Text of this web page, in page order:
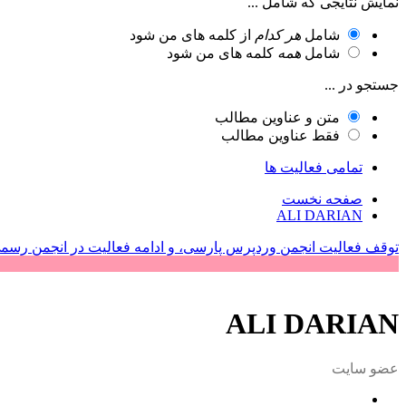
شامل هر کدام از کلمه های من شود
شامل همه کلمه های من شود
جستجو در ...
متن و عناوین مطالب
فقط عناوین مطالب
تمامی فعالیت ها
صفحه نخست
ALI DARIAN
توقف فعالیت انجمن وردپرس پارسی، و ادامه فعالیت در انجمن
ALI DARIAN
عضو سایت